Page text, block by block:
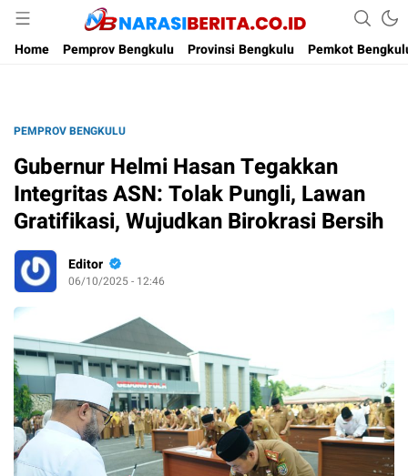
Narasi Berita
Home
Pemprov Bengkulu Provinsi Bengkulu Pemkot
PEMPROV BENGKULU
Gubernur Helmi Hasan Tegakkan
Integritas ASN: Tolak Pungli, Lawan
Gratifikasi, Wujudkan Birokrasi Bersih
Editor
06/10/2025 - 12:46